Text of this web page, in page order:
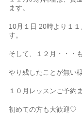
ます。
10月１日 20時より１
す。
そして、１２月・・・
やり残したことが無い
１０月レッスンご予約
初めての方も大歓迎♡